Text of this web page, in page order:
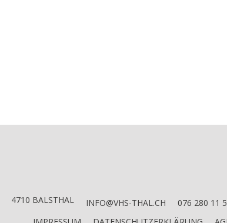
4710 BALSTHAL INFO@VHS-THAL.CH
076 280 11